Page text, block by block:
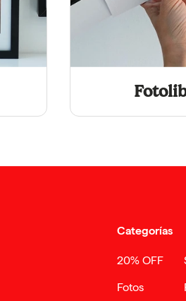
Categorías
20% OFF
Fotos